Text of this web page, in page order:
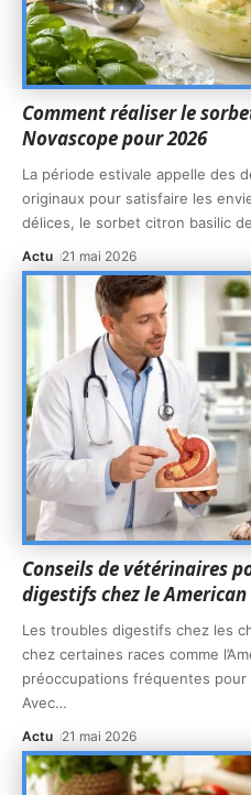
Comment réaliser le
Novascope pour 2026
La période estivale appelle des
originaux pour satisfaire les
délices, le sorbet citron basilic
Actu 21 mai 2026
Conseils de vétérinaires
digestifs chez le
Les troubles digestifs chez les
chez certaines races comme
préoccupations fréquentes
Avec…
Actu 21 mai 2026